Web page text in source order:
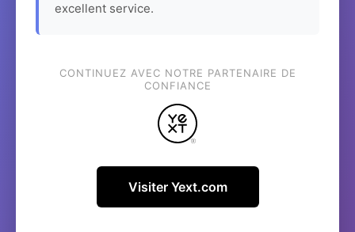
excellent service.
CONTINUEZ AVEC NOTRE PARTENAIRE DE
CONFIANCE
Visiter Yext.com